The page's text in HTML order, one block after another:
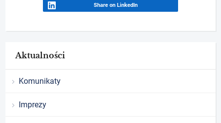
Share on LinkedIn
Aktualności
Komunikaty
Imprezy